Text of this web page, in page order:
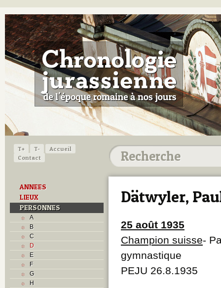
T+ T-
Accueil
Contact
ANNEES
LIEUX
PERSONNES
A
B
C
D
E
F
G
H
Dätwyler,
25 août 1935
Champion suisse-
gymnastique
PEJU 26.8.1935